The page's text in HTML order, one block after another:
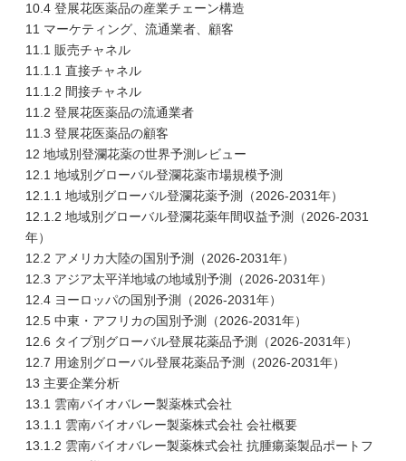
10.4 登展花医薬品の産業チェーン構造
11 マーケティング、流通業者、顧客
11.1 販売チャネル
11.1.1 直接チャネル
11.1.2 間接チャネル
11.2 登展花医薬品の流通業者
11.3 登展花医薬品の顧客
12 地域別登瀾花薬の世界予測レビュー
12.1 地域別グローバル登瀾花薬市場規模予測
12.1.1 地域別グローバル登瀾花薬予測（2026-2031年）
12.1.2 地域別グローバル登瀾花薬年間収益予測（2026-2031
年）
12.2 アメリカ大陸の国別予測（2026-2031年）
12.3 アジア太平洋地域の地域別予測（2026-2031年）
12.4 ヨーロッパの国別予測（2026-2031年）
12.5 中東・アフリカの国別予測（2026-2031年）
12.6 タイプ別グローバル登展花薬品予測（2026-2031年）
12.7 用途別グローバル登展花薬品予測（2026-2031年）
13 主要企業分析
13.1 雲南バイオバレー製薬株式会社
13.1.1 雲南バイオバレー製薬株式会社 会社概要
13.1.2 雲南バイオバレー製薬株式会社 抗腫瘍薬製品ポートフ